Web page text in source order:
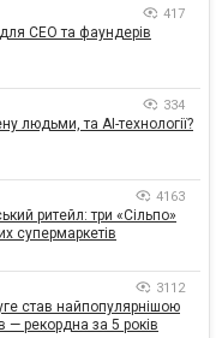
417
CEO та фаундерів
334
людьми, та AI-технології?
4163
ритейл: три «Сільпо»
супермаркетів
3112
став найпопулярнішою
— рекордна за 5 років